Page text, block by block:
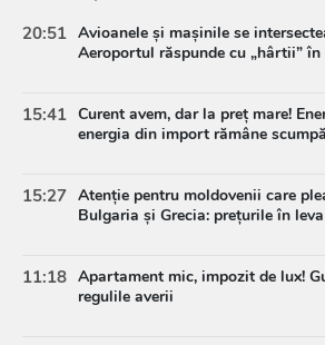
20:51 Avioanele și mașinile se
Aeroportul răspunde cu „hârtii”
15:41 Curent avem, dar la preț mare!
energia din import rămâne scumpă
15:27 Atenție pentru moldovenii care
Bulgaria și Grecia: prețurile în
11:18 Apartament mic, impozit de lux!
regulile averii